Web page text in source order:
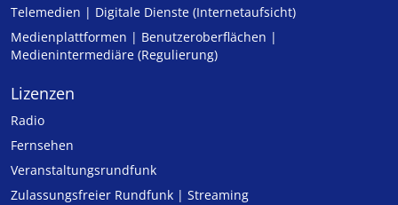
Telemedien | Digitale Dienste (Internetaufsicht)
Medienplattformen | Benutzeroberflächen |
Medienintermediäre (Regulierung)
Lizenzen
Radio
Fernsehen
Veranstaltungsrundfunk
Zulassungs­freier Rund­funk | Streaming